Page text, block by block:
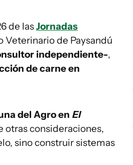
de lasJornadas
Veterinario de Paysandú
independiente-,
de carne en
del Agro en El
otras consideraciones,
sino construir sistemas